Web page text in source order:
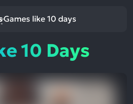
Games like 10 days
10 Days